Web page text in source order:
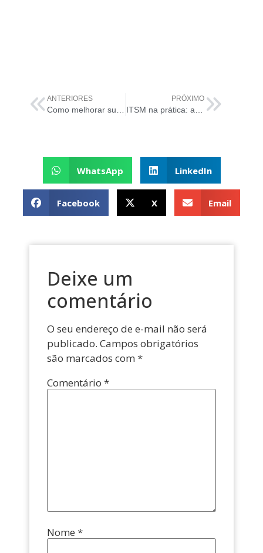
ANTERIORES
Como melhorar suas habilidades com a certificação ITIL
PRÓXIMO
ITSM na prática: aplicações à segurança da informação
WhatsApp LinkedIn
Facebook X Email
Deixe um
comentário
O seu endereço de e-mail não será
publicado. Campos obrigatórios
são marcados com *
Comentário *
Nome *